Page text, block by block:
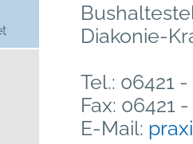
Diakonie-
Tel.: 06421
Fax: 06421
E-Mail: